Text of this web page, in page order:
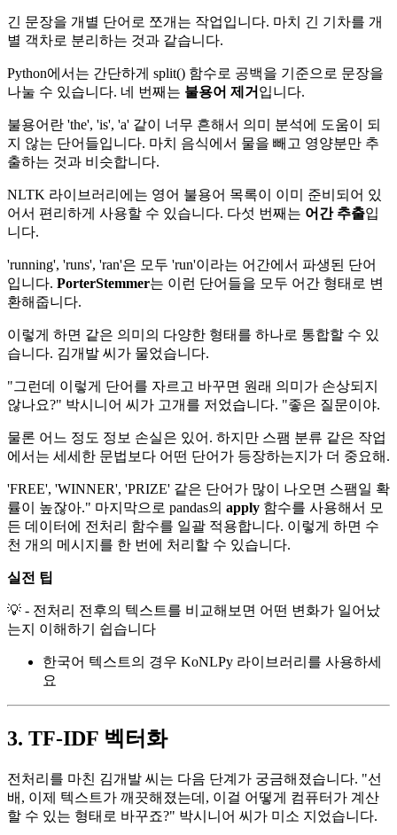
긴 문장을 개별 단어로 쪼개는 작업입니다. 마치 긴 기차를 개
별 객차로 분리하는 것과 같습니다.
Python에서는 간단하게 split() 함수로 공백을 기준으로 문장을
나눌 수 있습니다. 네 번째는 불용어 제거 입니다.
불용어란 'the', 'is', 'a' 같이 너무 흔해서 의미 분석에 도움이 되
지 않는 단어들입니다. 마치 음식에서 물을 빼고 영양분만 추
출하는 것과 비슷합니다.
NLTK 라이브러리에는 영어 불용어 목록이 이미 준비되어 있
어서 편리하게 사용할 수 있습니다. 다섯 번째는 어간 추출입
니다.
'running', 'runs', 'ran'은 모두 'run'이라는 어간에서 파생된 단어
입니다. PorterStemmer는 이런 단어들을 모두 어간 형태로 변
환해줍니다.
이렇게 하면 같은 의미의 다양한 형태를 하나로 통합할 수 있
습니다. 김개발 씨가 물었습니다.
"그런데 이렇게 단어를 자르고 바꾸면 원래 의미가 손상되지
않나요?" 박시니어 씨가 고개를 저었습니다. "좋은 질문이야.
물론 어느 정도 정보 손실은 있어. 하지만 스팸 분류 같은 작업
에서는 세세한 문법보다 어떤 단어가 등장하는지가 더 중요해.
'FREE', 'WINNER', 'PRIZE' 같은 단어가 많이 나오면 스팸일 확
률이 높잖아." 마지막으로 pandas의 apply 함수를 사용해서 모
든 데이터에 전처리 함수를 일괄 적용합니다. 이렇게 하면 수
천 개의 메시지를 한 번에 처리할 수 있습니다.
실전 팁
💡 - 전처리 전후의 텍스트를 비교해보면 어떤 변화가 일어났
는지 이해하기 쉽습니다
한국어 텍스트의 경우 KoNLPy 라이브러리를 사용하세
요
3. TF-IDF 벡터화
전처리를 마친 김개발 씨는 다음 단계가 궁금해졌습니다. "선
배, 이제 텍스트가 깨끗해졌는데, 이걸 어떻게 컴퓨터가 계산
할 수 있는 형태로 바꾸죠?" 박시니어 씨가 미소 지었습니다.